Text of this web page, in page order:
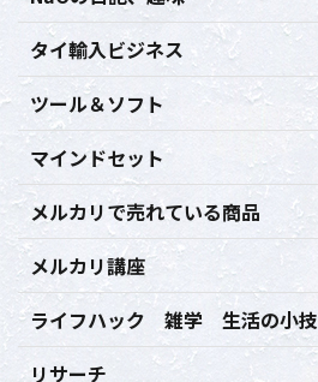
タイ輸入ビジネス
ツール＆ソフト
マインドセット
メルカリで売れている商品
メルカリ講座
ライフハック 雑学 生活の小技
リサーチ